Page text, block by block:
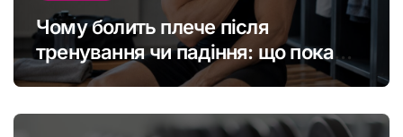
Чому болить плече після
тренування чи падіння: що покаже
МРТ суглоба